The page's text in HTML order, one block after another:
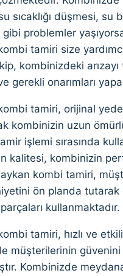
sıcaklığı düşmesi, su
problemler
tamiri size
kombinizdeki
gerekli onarımları
tamiri, orijinal
kombinizin uzun
işlemi sırasında
kalitesi, kombinizin
kombi tamiri,
ön planda tutarak
kullanmaktadır.
tamiri, hızlı ve etkili
müşterilerinin güvenini
Kombinizde